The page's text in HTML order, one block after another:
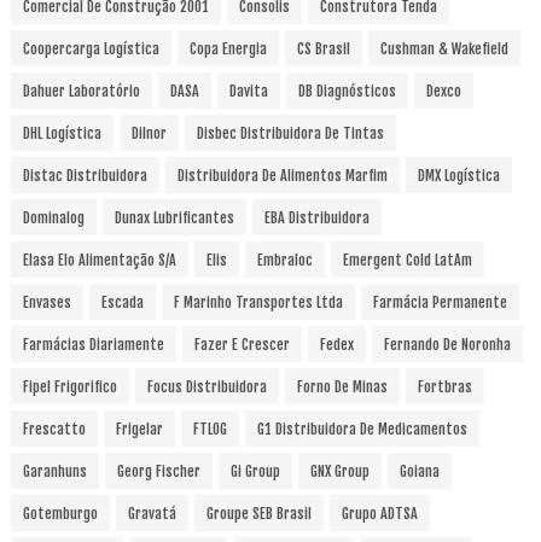
Comercial De Construção 2001 Consolis Construtora Tenda
Coopercarga Logística Copa Energia CS Brasil Cushman & Wakefield
Dahuer Laboratório DASA Davita DB Diagnósticos Dexco
DHL Logística Dilnor Disbec Distribuidora De Tintas
Distac Distribuidora Distribuidora De Alimentos Marfim DMX Logística
Dominalog Dunax Lubrificantes EBA Distribuidora
Elasa Elo Alimentação S/A Elis Embraloc Emergent Cold LatAm
Envases Escada F Marinho Transportes Ltda Farmácia Permanente
Farmácias Diariamente Fazer E Crescer Fedex Fernando De Noronha
Fipel Frigorifico Focus Distribuidora Forno De Minas Fortbras
Frescatto Frigelar FTLOG G1 Distribuidora De Medicamentos
Garanhuns Georg Fischer Gi Group GNX Group Goiana
Gotemburgo Gravatá Groupe SEB Brasil Grupo ADTSA